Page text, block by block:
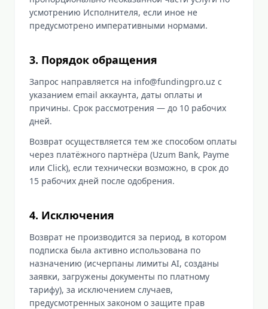
усмотрению Исполнителя, если иное не
предусмотрено императивными нормами.
3. Порядок обращения
Запрос направляется на info@fundingpro.uz с
указанием email аккаунта, даты оплаты и
причины. Срок рассмотрения — до 10 рабочих
дней.
Возврат осуществляется тем же способом оплаты
через платёжного партнёра (Uzum Bank, Payme
или Click), если технически возможно, в срок до
15 рабочих дней после одобрения.
4. Исключения
Возврат не производится за период, в котором
подписка была активно использована по
назначению (исчерпаны лимиты AI, созданы
заявки, загружены документы по платному
тарифу), за исключением случаев,
предусмотренных законом о защите прав